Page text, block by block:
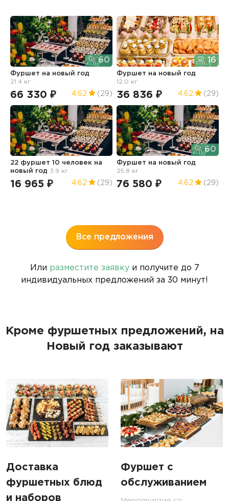
60
Фуршет на новый год
21.4 кг
66 330 ₽ 4.62 (29)
16
Фуршет на новый год
12.0 кг
36 836 ₽ 4.62 (29)
22 фуршет 10 человек на
новый год 3.9 кг
16 965 ₽ 4.62 (29)
60
Фуршет на новый год
25.8 кг
76 580 ₽ 4.62 (29)
Все предложения
Или разместите заявкуи получите до 7
индивидуальных предложений за 30 минут!
Кроме фуршетных предложений, на
Новый год заказывают
Доставка
фуршетных блюд
и наборов
Фуршет с
обслуживанием